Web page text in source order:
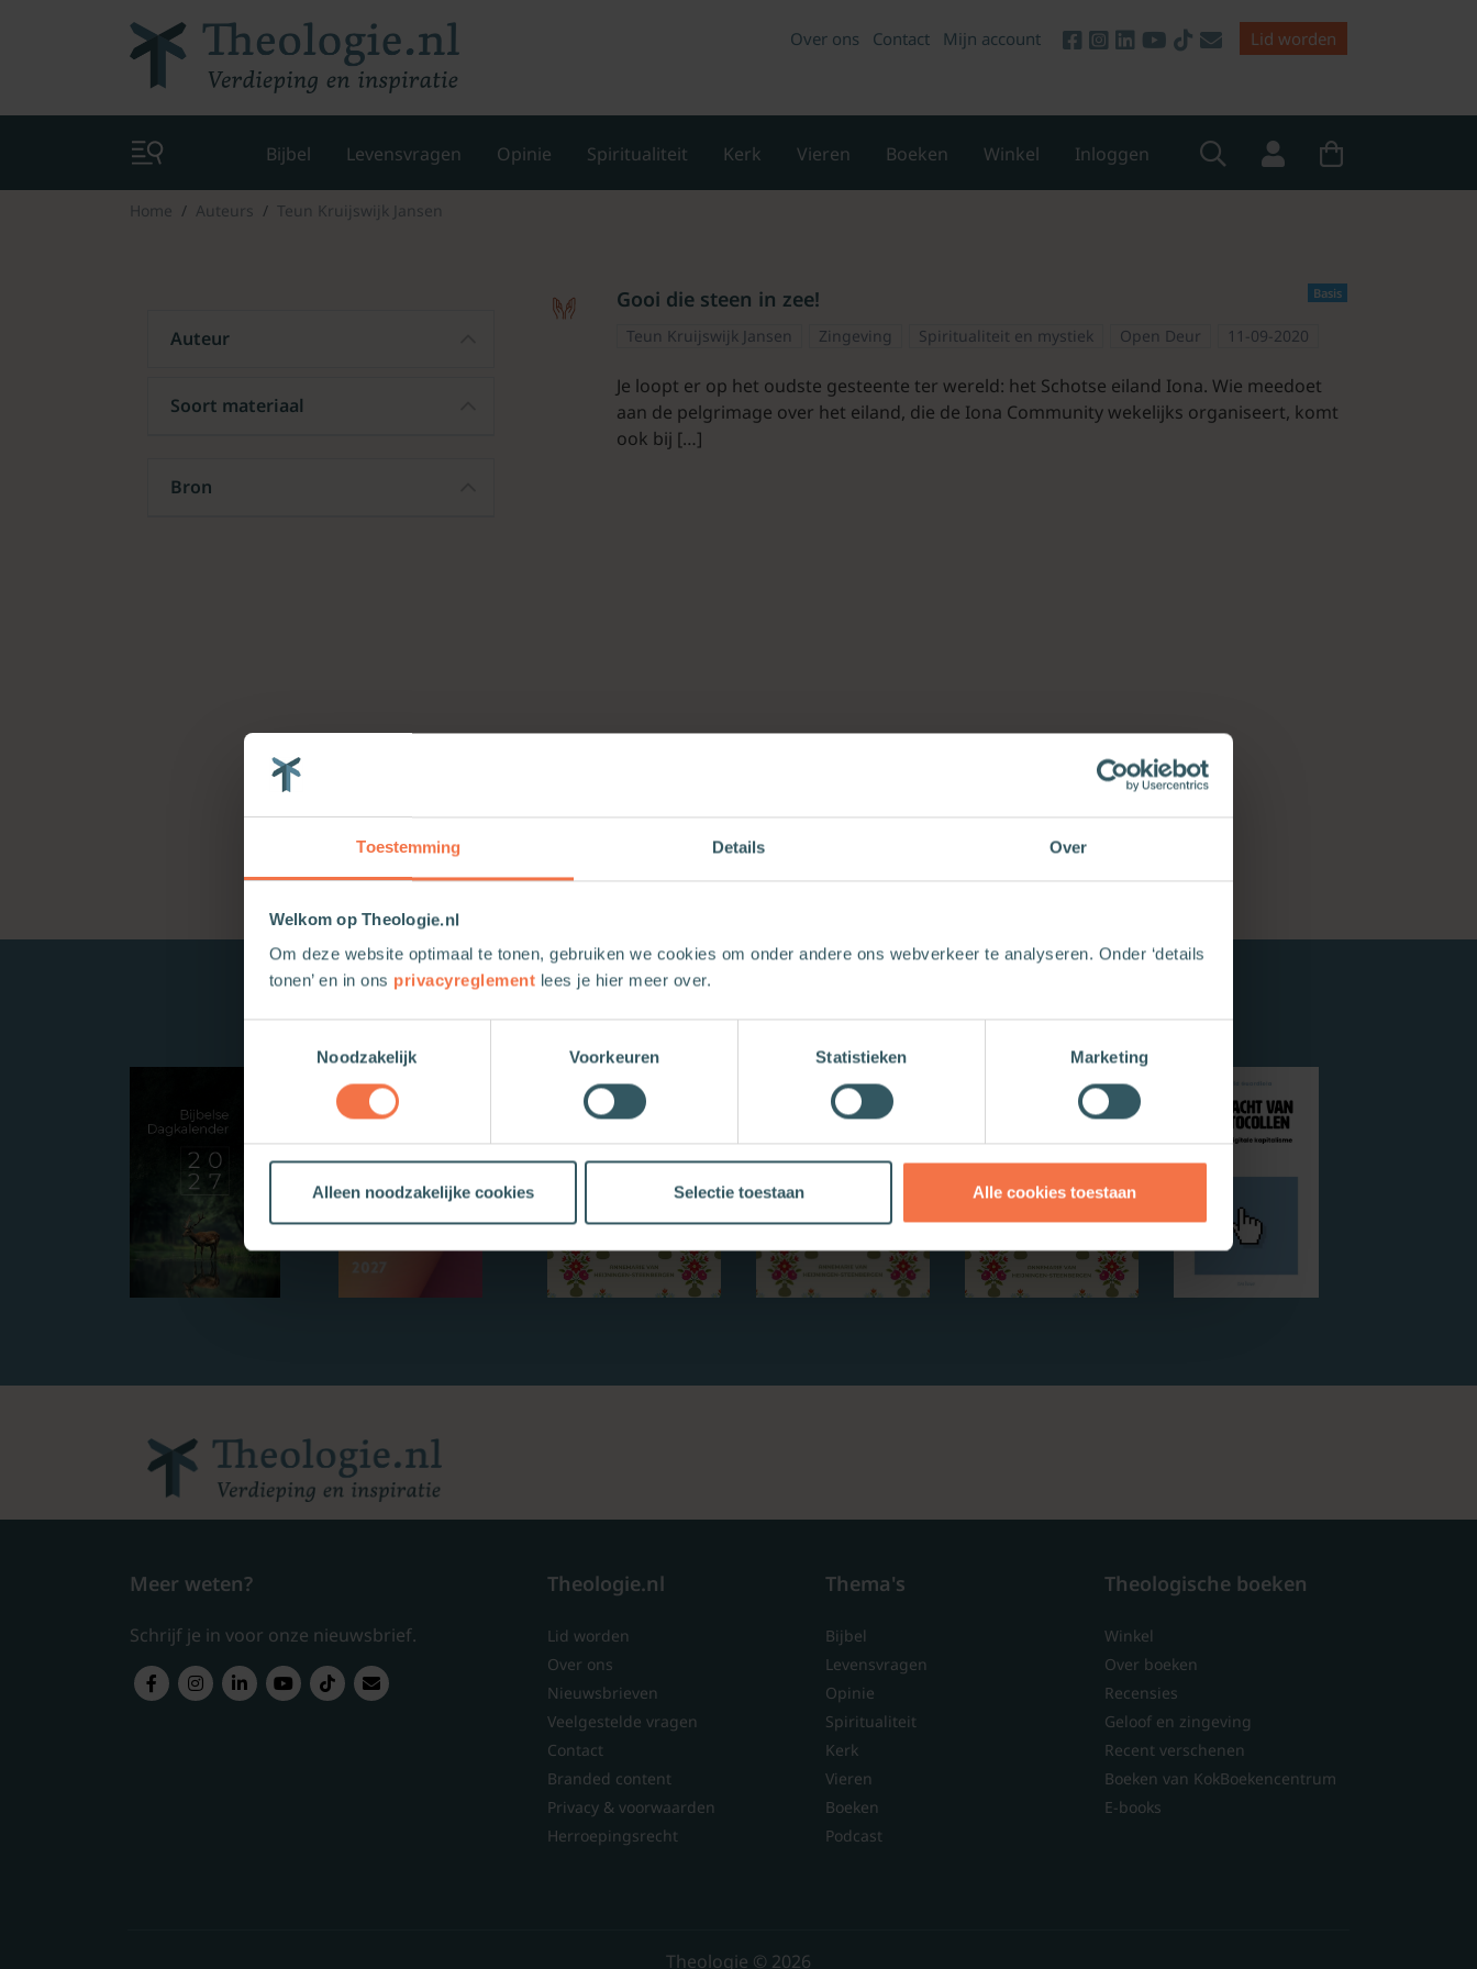
Toestemming Details Over
Welkom op Theologie.nl
Om deze website optimaal te tonen, gebruiken we cookies om onder andere ons webverkeer te analyseren. Onder ‘details
tonen’ en in ons privacyreglement lees je hier meer over.
Noodzakelijk
Voorkeuren Statistieken Marketing
Alleen noodzakelijke cookies Selectie toestaan Alle cookies toestaan
Over ons Contact Mijn account Lid worden
Bijbel Levensvragen Opinie Spiritualiteit Kerk Vieren Boeken Winkel Inloggen
Home Auteurs Teun Kruijswijk Jansen
Auteur
Soort materiaal
Bron
Basis
Gooi die steen in zee!
Teun Kruijswijk Jansen Zingeving Spiritualiteit en mystiek Open Deur 11-09-2020
Je loopt er op het oudste gesteente ter wereld: het Schotse eiland Iona. Wie meedoet
aan de pelgrimage over het eiland, die de Iona Community wekelijks organiseert, komt
ook bij […]
Meer weten?
Schrijf je in voor onze nieuwsbrief.
Theologie.nl
Lid worden
Over ons
Nieuwsbrieven
Veelgestelde vragen
Contact
Branded content
Privacy & voorwaarden
Herroepingsrecht
Thema's
Bijbel
Levensvragen
Opinie
Spiritualiteit
Kerk
Vieren
Boeken
Podcast
Theologische boeken
Winkel
Over boeken
Recensies
Geloof en zingeving
Recent verschenen
Boeken van KokBoekencentrum
E-books
Theologie © 2026